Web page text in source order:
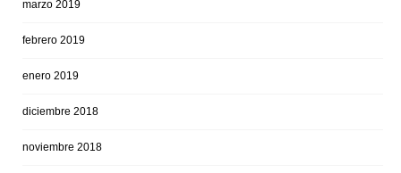
marzo 2019
febrero 2019
enero 2019
diciembre 2018
noviembre 2018